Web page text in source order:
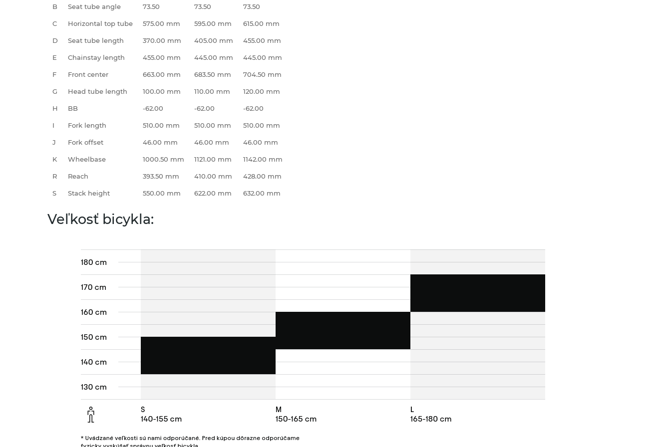
B Seat tube angle 73.50 73.50 73.50
C Horizontal top tube 575.00 mm 595.00 mm 615.00 mm
D Seat tube length 370.00 mm 405.00 mm 455.00 mm
E Chainstay length 455.00 mm 445.00 mm 445.00 mm
F Front center 663.00 mm 683.50 mm 704.50 mm
G Head tube length 100.00 mm 110.00 mm 120.00 mm
H BB -62.00 -62.00 -62.00
I Fork length 510.00 mm 510.00 mm 510.00 mm
J Fork offset 46.00 mm 46.00 mm 46.00 mm
K Wheelbase 1000.50 mm 1121.00 mm 1142.00 mm
R Reach 393.50 mm 410.00 mm 428.00 mm
S Stack height 550.00 mm 622.00 mm 632.00 mm
Veľkosť bicykla: